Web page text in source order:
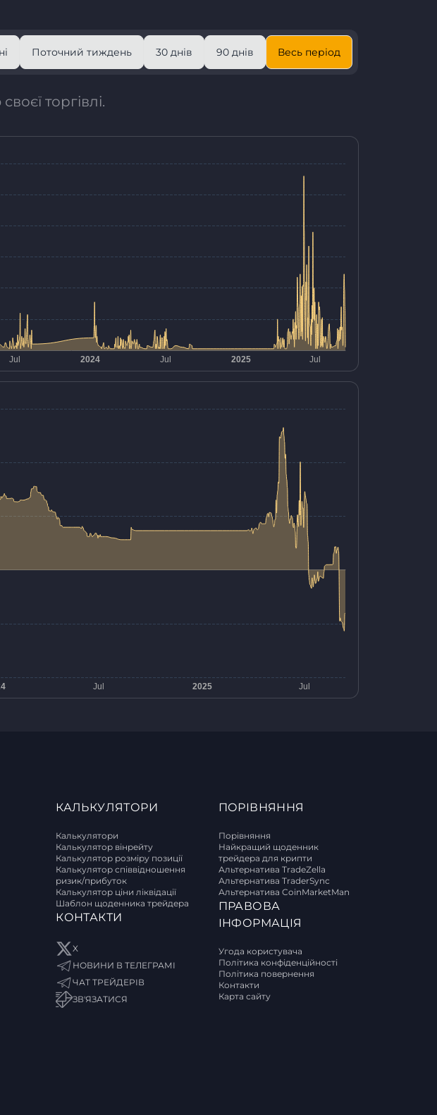
Поточний тиждень 30 днів 90 днів Весь період
торгівлі.
КАЛЬКУЛЯТОРИ
Калькулятори
Калькулятор вінрейту
Калькулятор розміру позиції
Калькулятор співвідношення
ризик/прибуток
Калькулятор ціни ліквідації
Шаблон щоденника трейдера
КОНТАКТИ
X
НОВИНИ В ТЕЛЕГРАМІ
ЧАТ ТРЕЙДЕРІВ
ЗВ'ЯЗАТИСЯ
ПОРІВНЯННЯ
Порівняння
Найкращий щоденник
трейдера для крипти
Альтернатива TradeZella
Альтернатива TraderSync
Альтернатива CoinMarketMan
ПРАВОВА
ІНФОРМАЦІЯ
Угода користувача
Політика конфіденційності
Політика повернення
Контакти
Карта сайту